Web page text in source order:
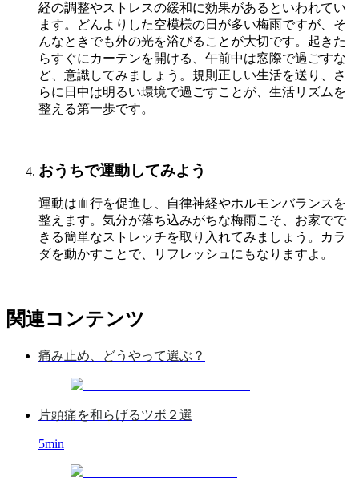
経の調整やストレスの緩和に効果があるといわれてい
ます。どんよりした空模様の日が多い梅雨ですが、そ
んなときでも外の光を浴びることが大切です。起きた
らすぐにカーテンを開ける、午前中は窓際で過ごすな
ど、意識してみましょう。規則正しい生活を送り、さ
らに日中は明るい環境で過ごすことが、生活リズムを
整える第一歩です。
おうちで運動してみよう
運動は血行を促進し、自律神経やホルモンバランスを
整えます。気分が落ち込みがちな梅雨こそ、お家でで
きる簡単なストレッチを取り入れてみましょう。カラ
ダを動かすことで、リフレッシュにもなりますよ。
関連コンテンツ
痛み止め、どうやって選ぶ？
片頭痛を和らげるツボ２選
5min